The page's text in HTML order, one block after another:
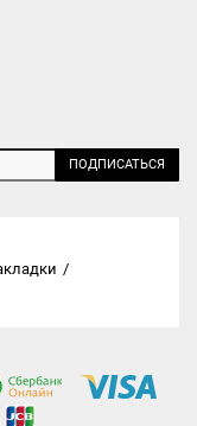
ПОДПИСАТЬСЯ